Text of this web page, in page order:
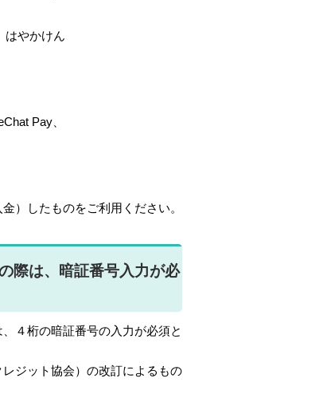
はやかけん
Pay、
）したものをご利用ください。
際は、暗証番号入力が必
４桁の暗証番号の入力が必須と
ジット協会）の改訂によるもの